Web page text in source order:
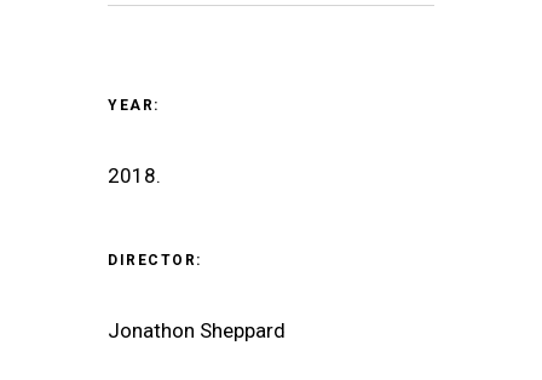
YEAR:
2018.
DIRECTOR:
Jonathon Sheppard